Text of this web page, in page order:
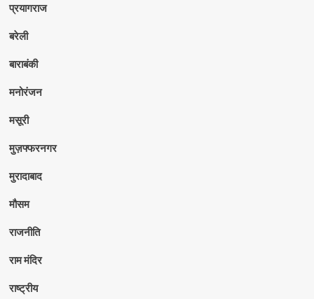
प्रयागराज
बरेली
बाराबंकी
मनोरंजन
मसूरी
मुज़फ्फरनगर
मुरादाबाद
मौसम
राजनीति
राम मंदिर
राष्ट्रीय